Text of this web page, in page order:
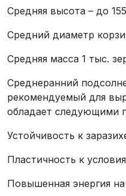
Средняя высота – до
Средний диаметр
Средняя масса 1 тыс.
Среднеранний
рекомендуемый для
обладает следующими
Устойчивость к
Пластичность к
Повышенная энергия